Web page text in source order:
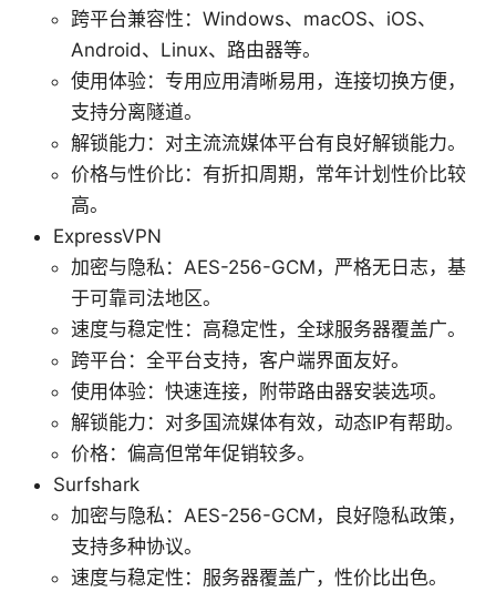
跨平台兼容性：Windows、macOS、iOS、
Android、Linux、路由器等。
使用体验：专用应用清晰易用，连接切换方便，
支持分离隧道。
解锁能力：对主流流媒体平台有良好解锁能力。
价格与性价比：有折扣周期，常年计划性价比较
高。
ExpressVPN
加密与隐私：AES-256-GCM，严格无日志，基
于可靠司法地区。
速度与稳定性：高稳定性，全球服务器覆盖广。
跨平台：全平台支持，客户端界面友好。
使用体验：快速连接，附带路由器安装选项。
解锁能力：对多国流媒体有效，动态IP有帮助。
价格：偏高但常年促销较多。
Surfshark
加密与隐私：AES-256-GCM，良好隐私政策，
支持多种协议。
速度与稳定性：服务器覆盖广，性价比出色。